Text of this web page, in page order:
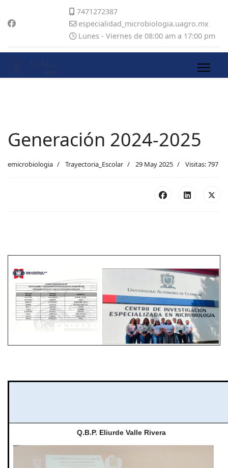
7471272387
especialidad_microbiologia.uagro.mx
Lunes - Viernes de 08:00 am a 17:00 pm
Generación 2024-2025
emicrobiologia Trayectoria_Escolar 29 May 2025 Visitas: 797
Q.B.P. Eliurde Valle Rivera